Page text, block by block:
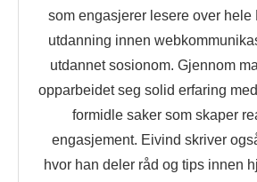
som engasjerer lesere over hele
utdanning innen
utdannet sosionom. Gjennom
opparbeidet seg solid erfaring
formidle saker som skaper
engasjement. Eivind skriver
hvor han deler råd og tips innen